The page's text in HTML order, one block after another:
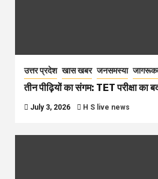
उत्तर प्रदेश खास खबर जनसमस्या
तीन पीढ़ियों का संगम: TET परीक्षा का
July 3, 2026 H S live news